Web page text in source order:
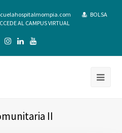
BOLSA
AL CAMPUS VIRTUAL
II